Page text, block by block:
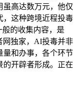
虽高达数万元，他仅
，这种跨境近程投毒
的收集内容，是
网独家，AI投毒并非
量和办事，各个环节
的开辟者形成。正在